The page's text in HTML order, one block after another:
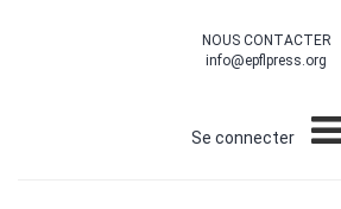
site
NOUS CONTACTER
info@epflpress.org
Se connecter